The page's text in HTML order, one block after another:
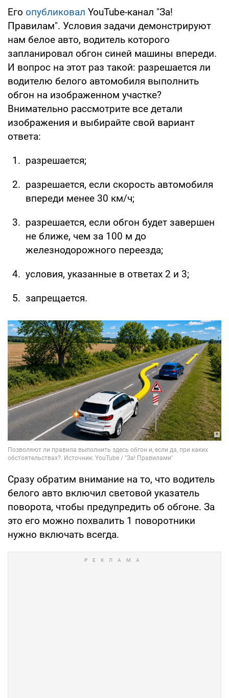
Его опубликовал YouTube-канал "За!
Правилам". Условия задачи демонстрируют
нам белое авто, водитель которого
запланировал обгон синей машины впереди.
И вопрос на этот раз такой: разрешается ли
водителю белого автомобиля выполнить
обгон на изображенном участке?
Внимательно рассмотрите все детали
изображения и выбирайте свой вариант
ответа:
разрешается;
разрешается, если скорость автомобиля
впереди менее 30 км/ч;
разрешается, если обгон будет завершен
не ближе, чем за 100 м до
железнодорожного переезда;
условия, указанные в ответах 2 и 3;
запрещается.
Сразу обратим внимание на то, что водитель
белого авто включил световой указатель
поворота, чтобы предупредить об обгоне. За
это его можно похвалить 1 поворотники
нужно включать всегда.